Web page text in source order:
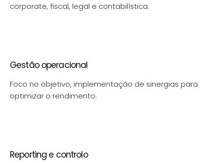
corporate, fiscal, legal e contabilística.
Gestão operacional
Foco no objetivo, implementação de sinergias para
optimizar o rendimento.
Reporting e controlo